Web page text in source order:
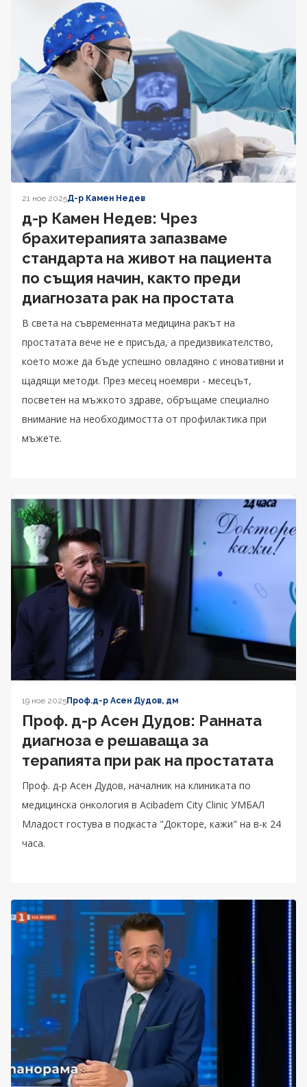
21 ное 2025Д-р Камен Недев
д-р Камен Недев: Чрез
брахитерапията запазваме
стандарта на живот на пациента
по същия начин, както преди
диагнозата рак на простата
В света на съвременната медицина ракът на
простатата вече не е присъда, а предизвикателство,
което може да бъде успешно овладяно с иновативни и
щадящи методи. През месец ноември - месецът,
посветен на мъжкото здраве, обръщаме специално
внимание на необходимостта от профилактика при
мъжете.
19 ное 2025Проф.д-р Асен Дудов, дм
Проф. д-р Асен Дудов: Ранната
диагноза е решаваща за
терапията при рак на простатата
Проф. д-р Асен Дудов, началник на клиниката по
медицинска онкология в Acibadem City Clinic УМБАЛ
Младост гостува в подкаста "Докторе, кажи" на в-к 24
часа.